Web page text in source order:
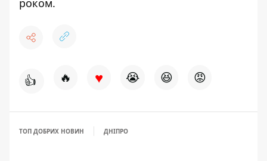
роком.
👍 🔥 ♥ 😭 😆 😡
ТОП ДОБРИХ НОВИН ДНІПРО